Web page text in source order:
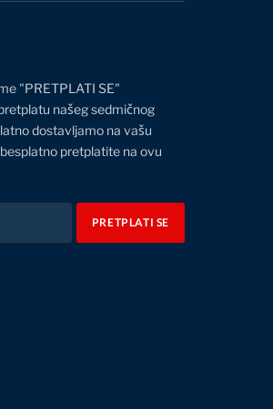
"PRETPLATI SE"
našeg sedmičnog
dostavljamo na vašu
pretplatite na ovu